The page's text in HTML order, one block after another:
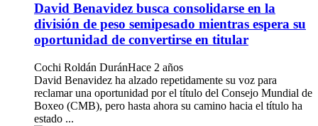
David Benavidez busca consolidarse en la
división de peso semipesado mientras espera su
oportunidad de convertirse en titular
Cochi Roldán DuránHace 2 años
David Benavidez ha alzado repetidamente su voz para
reclamar una oportunidad por el título del Consejo Mundial de
Boxeo (CMB), pero hasta ahora su camino hacia el título ha
estado ...